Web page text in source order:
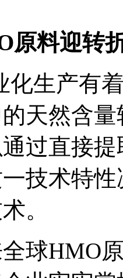
原料迎转
生产有着
天然含
过直接
技术特
。
HMO原